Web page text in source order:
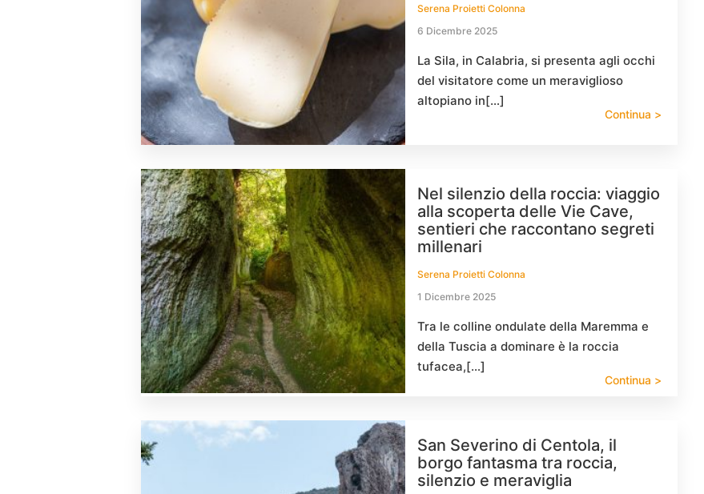
Serena Proietti Colonna
6 Dicembre 2025
La Sila, in Calabria, si presenta agli occhi
del visitatore come un meraviglioso
altopiano in[…]
Continua >
Nel silenzio della roccia: viaggio
alla scoperta delle Vie Cave,
sentieri che raccontano segreti
millenari
Serena Proietti Colonna
1 Dicembre 2025
Tra le colline ondulate della Maremma e
della Tuscia a dominare è la roccia
tufacea,[…]
Continua >
San Severino di Centola, il
borgo fantasma tra roccia,
silenzio e meraviglia